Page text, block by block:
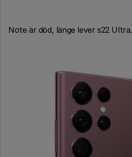
Note är död, länge lever s22 Ultra.